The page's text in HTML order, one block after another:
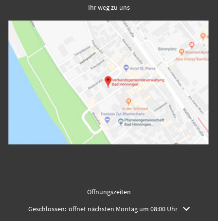
Ihr weg zu uns
Öffnungszeiten
Klicken, um weitere Öffnungs- oder Schließzeiten auszublenden
Geschlossen: öffnet nächsten Montag um 08:00 Uhr